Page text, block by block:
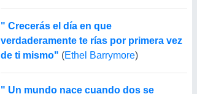
" Crecerás el día en que
verdaderamente te rías por primera vez
de ti mismo" (Ethel Barrymore)
" Un mundo nace cuando dos se